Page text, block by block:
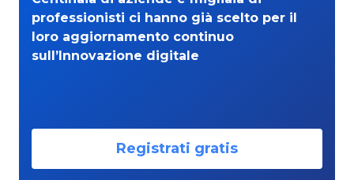
professionisti ci hanno già scelto per il
loro aggiornamento continuo
sull’Innovazione digitale
Registrati gratis